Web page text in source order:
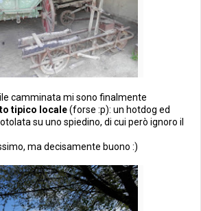
camminata mi sono finalmente
tipico locale(forse :p): un hotdog ed
su uno spiedino, di cui però ignoro il
ma decisamente buono :)